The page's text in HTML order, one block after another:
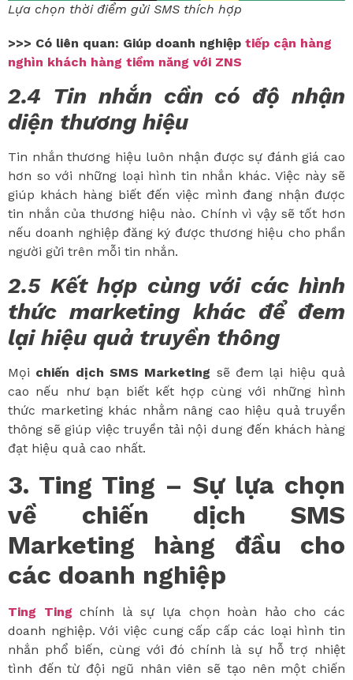
Lựa chọn thời điểm gửi SMS thích hợp
>>> Có liên quan: Giúp doanh nghiệp tiếp cận hàng
nghìn khách hàng tiềm năng với ZNS
2.4 Tin nhắn cần có độ nhận
diện thương hiệu
Tin nhắn thương hiệu luôn nhận được sự đánh giá cao
hơn so với những loại hình tin nhắn khác. Việc này sẽ
giúp khách hàng biết đến việc mình đang nhận được
tin nhắn của thương hiệu nào. Chính vì vậy sẽ tốt hơn
nếu doanh nghiệp đăng ký được thương hiệu cho phần
người gửi trên mỗi tin nhắn.
2.5 Kết hợp cùng với các hình
thức marketing khác để đem
lại hiệu quả truyền thông
Mọi chiến dịch SMS Marketing sẽ đem lại hiệu quả
cao nếu như bạn biết kết hợp cùng với những hình
thức marketing khác nhằm nâng cao hiệu quả truyền
thông sẽ giúp việc truyền tải nội dung đến khách hàng
đạt hiệu quả cao nhất.
3. Ting Ting – Sự lựa chọn
về chiến dịch SMS
Marketing hàng đầu cho
các doanh nghiệp
Ting Ting chính là sự lựa chọn hoàn hảo cho các
doanh nghiệp. Với việc cung cấp cấp các loại hình tin
nhắn phổ biến, cùng với đó chính là sự hỗ trợ nhiệt
tình đến từ đội ngũ nhân viên sẽ tạo nên một chiến